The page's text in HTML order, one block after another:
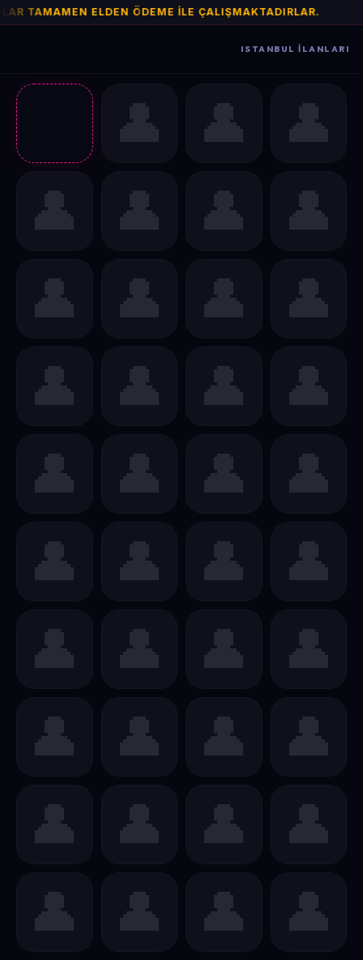
TAMAMEN ELDEN ÖDEME İLE
ISTANBUL İLANLARI
👤 👤
👤
👤
👤 👤
👤
👤
👤 👤
👤
👤
👤 👤
👤
👤
👤 👤
👤
👤
👤 👤
👤
👤
👤 👤
👤
👤
👤 👤
👤
👤
👤 👤
👤
👤
👤 👤
👤